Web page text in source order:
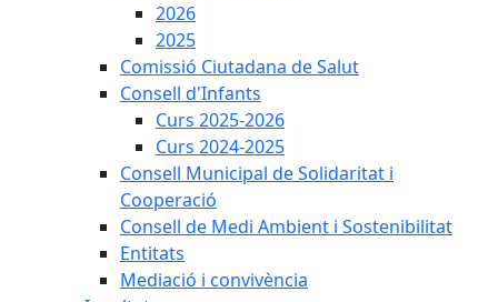
2026
2025
Comissió Ciutadana de Salut
Consell d'Infants
Curs 2025-2026
Curs 2024-2025
Consell Municipal de Solidaritat i
Cooperació
Consell de Medi Ambient i Sostenibilitat
Entitats
Mediació i convivència